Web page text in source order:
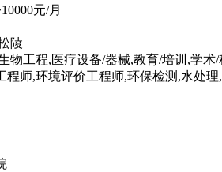
元/月
陵
物工程,医疗设备/器械,教育/培训,学术
程师,环境评价工程师,环保检测,水处